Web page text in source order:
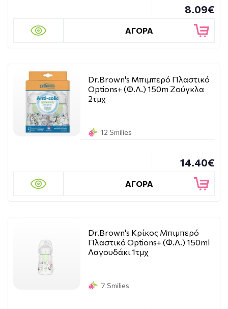
8.09€
ΑΓΟΡΑ
Dr.Brown's Μπιμπερό Πλαστικό
Options+ (Φ.Λ.) 150m Ζούγκλα
2τμχ
12 Smilies
14.40€
ΑΓΟΡΑ
Dr.Brown's Κρίκος Μπιμπερό
Πλαστικό Options+ (Φ.Λ.) 150ml
Λαγουδάκι 1τμχ
7 Smilies